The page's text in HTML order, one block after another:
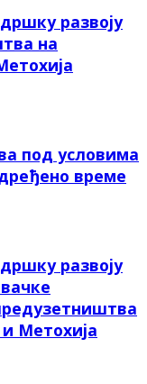
развоју
на
под условима
време
развоју
Метохија